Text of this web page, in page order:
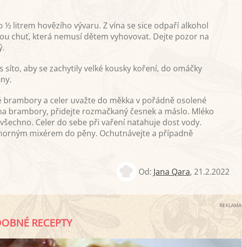
litrem hovězího vývaru. Z vína se sice odpaří alkohol
chuť, která nemusí dětem vyhovovat. Dejte pozor na
aby se zachytily velké kousky koření, do omáčky
a celer uvažte do měkka v pořádně osolené
brambory, přidejte rozmačkaný česnek a máslo. Mléko
Celer do sebe při vaření natahuje dost vody.
mixérem do pěny. Ochutnávejte a případně
Od: Jana Qara,21.2.2022
REKLAMA
RECEPTY